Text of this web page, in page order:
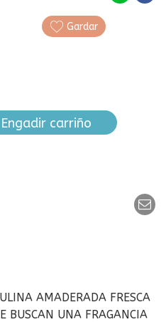
Gardar
Engadir carriño
AMADERADA FRESCA
BUSCAN UNA FRAGANCIA